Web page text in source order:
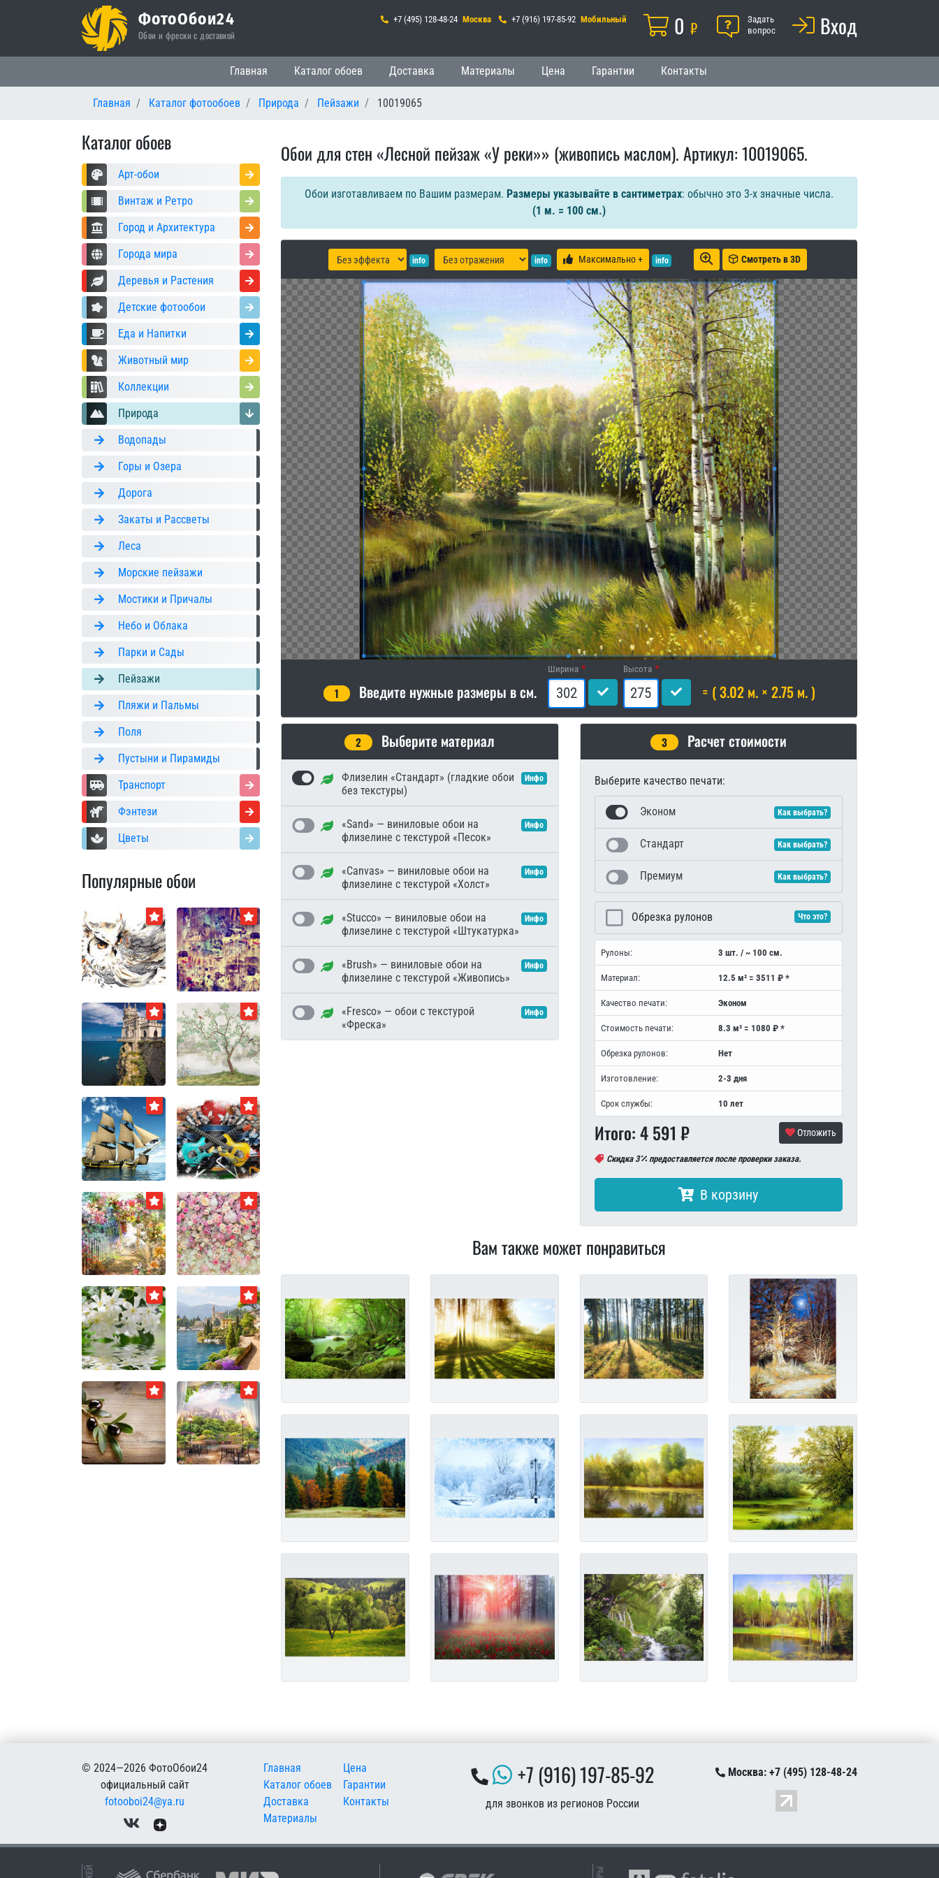
ФотоОбои24
Обои и фрески с доставкой
+7 (495) 128-48-24 Москва +7 (916) 197-85-92 Мобильный Корзина
0 ₽ ПомощьЗадать
вопрос
Вход
Основная навигация
Главная Каталог обоев Доставка Материалы Цена Гарантии Контакты
Главная Каталог фотообоев Природа Пейзажи 10019065
Каталог обоев
Арт-обои
Винтаж и Ретро
Город и Архитектура
Города мира
Деревья и Растения
Детские фотообои
Еда и Напитки
Животный мир
Коллекции
Природа
Водопады
Горы и Озера
Дорога
Закаты и Рассветы
Леса
Морские пейзажи
Мостики и Причалы
Небо и Облака
Парки и Сады
Пейзажи
Пляжи и Пальмы
Поля
Пустыни и Пирамиды
Транспорт
Фэнтези
Цветы
Популярные обои
Обои для стен «Лесной пейзаж «У реки»» (живопись маслом). Артикул: 10019065.
Обои изготавливаем по Вашим размерам. Размеры указывайте в сантиметрах: обычно это 3-х значные числа.
(1 м. = 100 см.)
info info Максимально + info Смотреть в 3D
1 Введите нужные размеры в см.
Ширина Высота
= ( 3.02 м. × 2.75 м. )
2 Выберите материал
Флизелин «Стандарт» (гладкие обои
без текстуры)
Инфо
«Sand» — виниловые обои на
флизелине с текстурой «Песок»
Инфо
«Canvas» — виниловые обои на
флизелине с текстурой «Холст»
Инфо
«Stucco» — виниловые обои на
флизелине с текстурой «Штукатурка»
Инфо
«Brush» — виниловые обои на
флизелине с текстурой «Живопись»
Инфо
«Fresco» — обои с текстурой
«Фреска»
Инфо
3 Расчет стоимости
Выберите качество печати:
Эконом Как выбрать?
Стандарт Как выбрать?
Премиум Как выбрать?
Обрезка рулонов Что это?
Рулоны: 3 шт. / ~ 100 см.
Материал: 12.5 м² = 3511 ₽ *
Качество печати: Эконом
Стоимость печати: 8.3 м² = 1080 ₽ *
Обрезка рулонов: Нет
Изготовление: 2-3 дня
Срок службы: 10 лет
Итого:4 591 ₽ Отложить
Скидка 3 предоставляется после проверки заказа.
В корзину
Вам также может понравиться
© 2024—2026 ФотоОбои24
официальный сайт
fotooboi24@ya.ru
Меню в подвале
Главная
Каталог обоев
Доставка
Материалы
Цена
Гарантии
Контакты
+7 (916) 197-85-92
для звонков из регионов России
Москва: +7 (495) 128-48-24